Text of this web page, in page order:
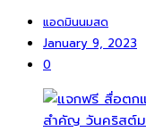
แอดมินนมสด
January 9, 2023
0